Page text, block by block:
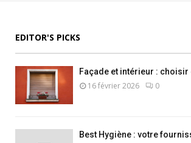
EDITOR'S PICKS
Façade et intérieur :
16 février 2026 0
Best Hygiène : votre